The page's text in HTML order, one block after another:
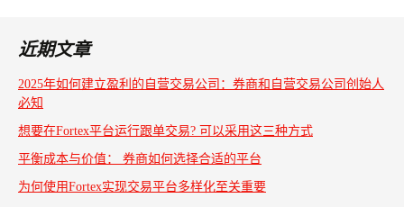
近期文章
2025年如何建立盈利的自营交易公司：券商和自营交易公司创始人
必知
想要在Fortex平台运行跟单交易? 可以采用这三种方式
平衡成本与价值： 券商如何选择合适的平台
为何使用Fortex实现交易平台多样化至关重要